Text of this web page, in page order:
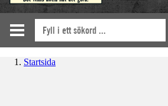
Startsida